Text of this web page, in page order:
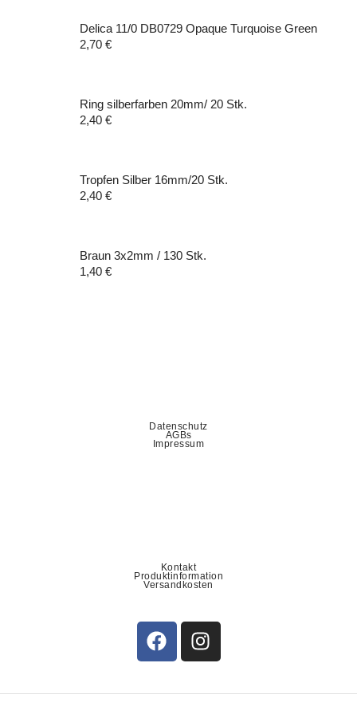
Delica 11/0 DB0729 Opaque Turquoise Green
2,70 €
Ring silberfarben 20mm/ 20 Stk.
2,40 €
Tropfen Silber 16mm/20 Stk.
2,40 €
Braun 3x2mm / 130 Stk.
1,40 €
Datenschutz
AGBs
Impressum
Kontakt
Produktinformation
Versandkosten